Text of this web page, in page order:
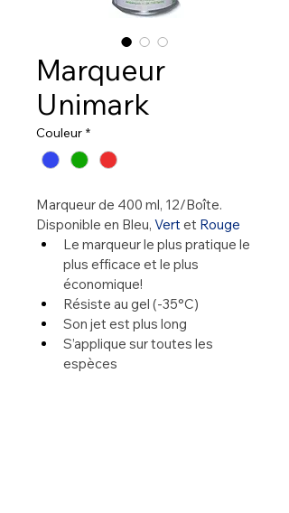
Marqueur
Unimark
Couleur *
Marqueur de 400 ml, 12/Boîte.
Disponible en Bleu, Vert et Rouge
Le marqueur le plus pratique le
plus efficace et le plus
économique!
Résiste au gel (-35°C)
Son jet est plus long
S’applique sur toutes les
espèces